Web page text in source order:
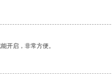
开启，非常方便。